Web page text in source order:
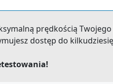
prędkością
dostęp do